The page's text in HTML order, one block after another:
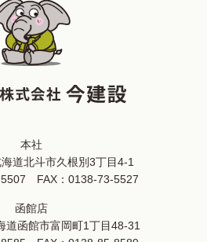
本社
道北斗市久根別3丁目4-1
FAX：0138-73-5527
函館店
道函館市富岡町1丁目48-31